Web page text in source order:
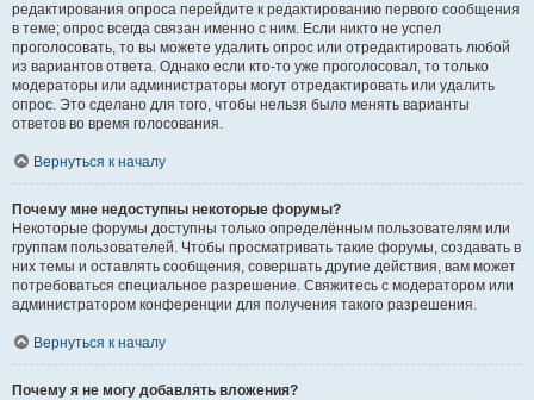
редактирования опроса перейдите к редактированию первого сообщения
в теме; опрос всегда связан именно с ним. Если никто не успел
проголосовать, то вы можете удалить опрос или отредактировать любой
из вариантов ответа. Однако если кто-то уже проголосовал, то только
модераторы или администраторы могут отредактировать или удалить
опрос. Это сделано для того, чтобы нельзя было менять варианты
ответов во время голосования.
Вернуться к началу
Почему мне недоступны некоторые форумы?
Некоторые форумы доступны только определённым пользователям или
группам пользователей. Чтобы просматривать такие форумы, создавать в
них темы и оставлять сообщения, совершать другие действия, вам может
потребоваться специальное разрешение. Свяжитесь с модератором или
администратором конференции для получения такого разрешения.
Вернуться к началу
Почему я не могу добавлять вложения?